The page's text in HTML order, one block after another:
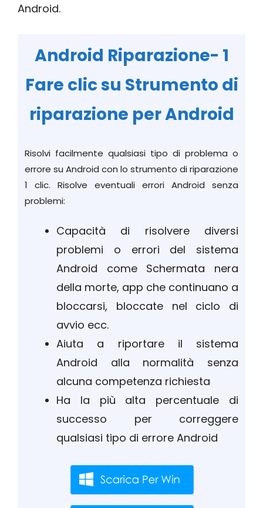
Android.
Android Riparazione- 1
Fare clic su Strumento di
riparazione per Android
Risolvi facilmente qualsiasi tipo di problema o
errore su Android con lo strumento di riparazione
1 clic. Risolve eventuali errori Android senza
problemi:
Capacità di risolvere diversi
problemi o errori del sistema
Android come Schermata nera
della morte, app che continuano a
bloccarsi, bloccate nel ciclo di
avvio ecc.
Aiuta a riportare il sistema
Android alla normalità senza
alcuna competenza richiesta
Ha la più alta percentuale di
successo per correggere
qualsiasi tipo di errore Android